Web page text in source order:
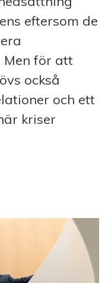
eftersom de
för att
också
och ett
kriser
KLARA DET